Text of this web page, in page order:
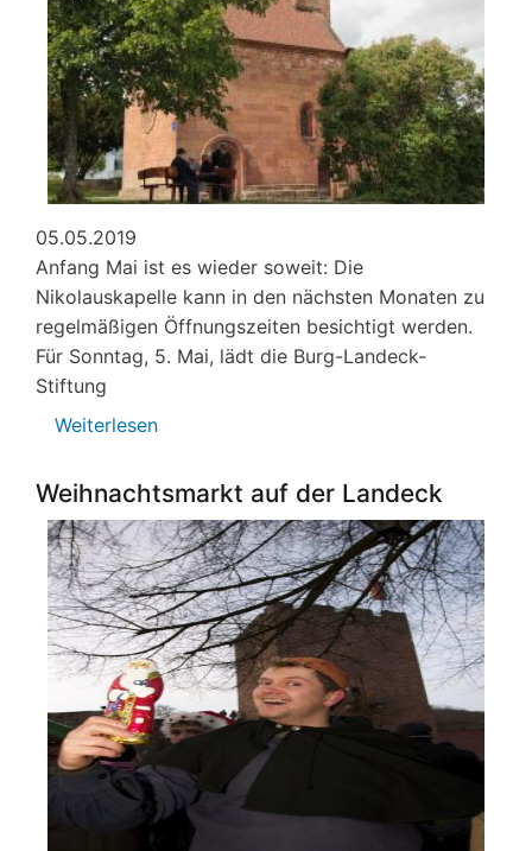
05.05.2019
Anfang Mai ist es wieder soweit: Die
Nikolauskapelle kann in den nächsten Monaten zu
regelmäßigen Öffnungszeiten besichtigt werden.
Für Sonntag, 5. Mai, lädt die Burg-Landeck-
Stiftung
Weiterlesen
-
und
Jahresprogramm
Weihnachtsmarkt auf der Landeck